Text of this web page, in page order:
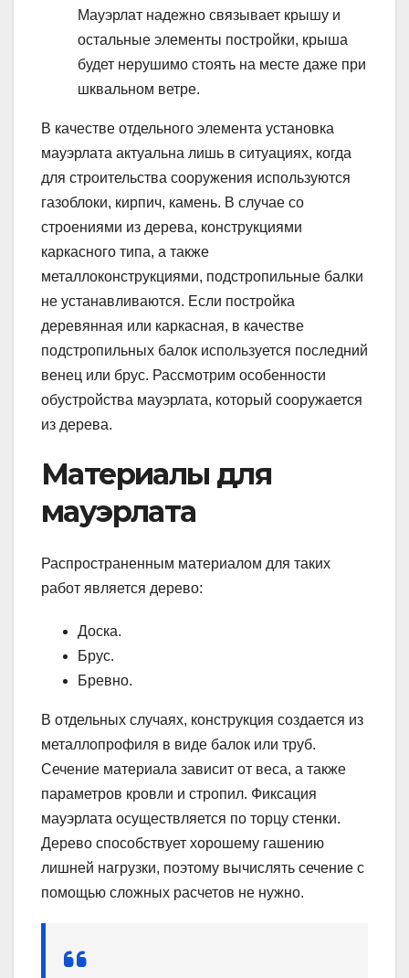
Мауэрлат надежно связывает крышу и
остальные элементы постройки, крыша
будет нерушимо стоять на месте даже при
шквальном ветре.
В качестве отдельного элемента установка
мауэрлата актуальна лишь в ситуациях, когда
для строительства сооружения используются
газоблоки, кирпич, камень. В случае со
строениями из дерева, конструкциями
каркасного типа, а также
металлоконструкциями, подстропильные балки
не устанавливаются. Если постройка
деревянная или каркасная, в качестве
подстропильных балок используется последний
венец или брус. Рассмотрим особенности
обустройства мауэрлата, который сооружается
из дерева.
Материалы для
мауэрлата
Распространенным материалом для таких
работ является дерево:
Доска.
Брус.
Бревно.
В отдельных случаях, конструкция создается из
металлопрофиля в виде балок или труб.
Сечение материала зависит от веса, а также
параметров кровли и стропил. Фиксация
мауэрлата осуществляется по торцу стенки.
Дерево способствует хорошему гашению
лишней нагрузки, поэтому вычислять сечение с
помощью сложных расчетов не нужно.